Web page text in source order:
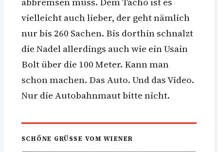
vielleicht auch lieber, der geht nämlich
nur bis 260 Sachen. Bis dorthin schnalzt
die Nadel allerdings auch wie ein Usain
Bolt über die 100 Meter. Kann man
schon machen. Das Auto. Und das Video.
Nur die Autobahnmaut bitte nicht.
SCHÖNE GRÜSSE VOM WIENER